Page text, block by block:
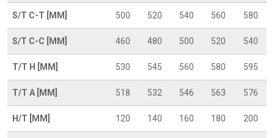
S/T C-T [MM] 500 520 540 560 580
S/T C-C [MM] 460 480 500 520 540
T/T H [MM] 530 545 560 580 595
T/T A [MM] 518 532 546 563 576
H/T [MM] 120 140 160 180 200